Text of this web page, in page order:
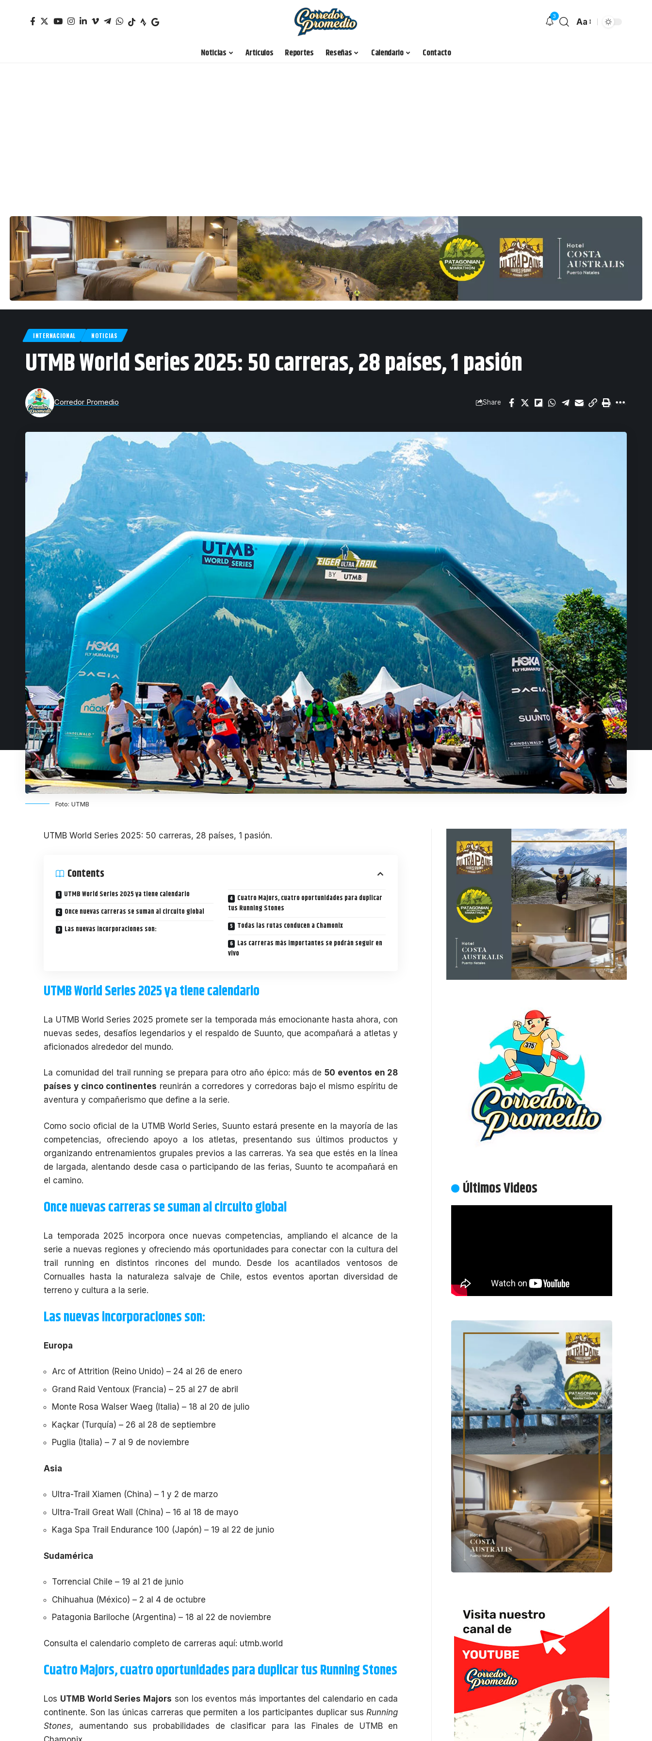
3
Aa
Noticias Artículos Reportes Reseñas Calendario Contacto
INTERNACIONAL NOTICIAS
UTMB World Series 2025: 50 carreras, 28 países, 1 pasión
Corredor Promedio Share
Foto: UTMB
UTMB World Series 2025: 50 carreras, 28 países, 1 pasión.
Contents
UTMB World Series 2025 ya tiene calendario
Once nuevas carreras se suman al circuito global
Las nuevas incorporaciones son:
Cuatro Majors, cuatro oportunidades para duplicar
tus Running Stones
Todas las rutas conducen a Chamonix
Las carreras más importantes se podrán seguir en
vivo
UTMB World Series 2025 ya tiene calendario
La UTMB World Series 2025 promete ser la temporada más emocionante hasta ahora, con
nuevas sedes, desafíos legendarios y el respaldo de Suunto, que acompañará a atletas y
aficionados alrededor del mundo.
La comunidad del trail running se prepara para otro año épico: más de50 eventos en 28
países y cinco continentes reunirán a corredores y corredoras bajo el mismo espíritu de
aventura y compañerismo que define a la serie.
Como socio oficial de la UTMB World Series, Suunto estará presente en la mayoría de las
competencias, ofreciendo apoyo a los atletas, presentando sus últimos productos y
organizando entrenamientos grupales previos a las carreras. Ya sea que estés en la línea
de largada, alentando desde casa o participando de las ferias, Suunto te acompañará en
el camino.
Once nuevas carreras se suman al circuito global
La temporada 2025 incorpora once nuevas competencias, ampliando el alcance de la
serie a nuevas regiones y ofreciendo más oportunidades para conectar con la cultura del
trail running en distintos rincones del mundo. Desde los acantilados ventosos de
Cornualles hasta la naturaleza salvaje de Chile, estos eventos aportan diversidad de
terreno y cultura a la serie.
Las nuevas incorporaciones son:
Europa
Arc of Attrition (Reino Unido) – 24 al 26 de enero
Grand Raid Ventoux (Francia) – 25 al 27 de abril
Monte Rosa Walser Waeg (Italia) – 18 al 20 de julio
Kaçkar (Turquía) – 26 al 28 de septiembre
Puglia (Italia) – 7 al 9 de noviembre
Asia
Ultra-Trail Xiamen (China) – 1 y 2 de marzo
Ultra-Trail Great Wall (China) – 16 al 18 de mayo
Kaga Spa Trail Endurance 100 (Japón) – 19 al 22 de junio
Sudamérica
Torrencial Chile – 19 al 21 de junio
Chihuahua (México) – 2 al 4 de octubre
Patagonia Bariloche (Argentina) – 18 al 22 de noviembre
Consulta el calendario completo de carreras aquí: utmb.world
Cuatro Majors, cuatro oportunidades para duplicar tus Running Stones
Los UTMB World Series Majors son los eventos más importantes del calendario en cada
continente. Son las únicas carreras que permiten a los participantes duplicar sus Running
Stones, aumentando sus probabilidades de clasificar para las Finales de UTMB en
Últimos Videos